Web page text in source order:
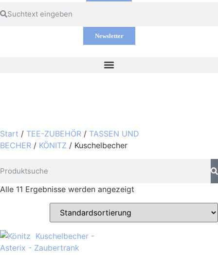
Newsletter
Start / TEE-ZUBEHÖR / TASSEN UND
BECHER / KÖNITZ / Kuschelbecher
Alle 11 Ergebnisse werden angezeigt